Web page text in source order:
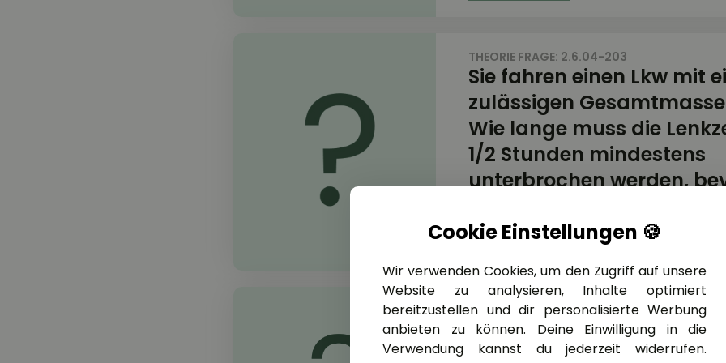
THEORIE FRAGE: 2.6.04-203
Sie fahren einen Lkw mit
zulässigen Gesamtmasse
Wie lange muss die
1/2 Stunden mindestens
unterbrochen werden,
THEORIE FRAGE: 2.6.04-205
Wie viele Stunden
zulässige Tageslenkzeit,
Cookie Einstellungen 🍪
Wir verwenden Cookies, um den Zugriff auf unsere
Website zu analysieren, Inhalte optimiert
bereitzustellen und dir personalisierte Werbung
anbieten zu können. Deine Einwilligung in die
Verwendung kannst du jederzeit widerrufen.